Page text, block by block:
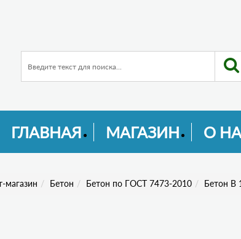
ГЛАВНАЯ МАГАЗИН О
магазин Бетон Бетон по ГОСТ 7473-2010 Бетон В